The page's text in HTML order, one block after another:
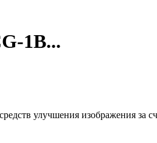
1B...
улучшения изображения за